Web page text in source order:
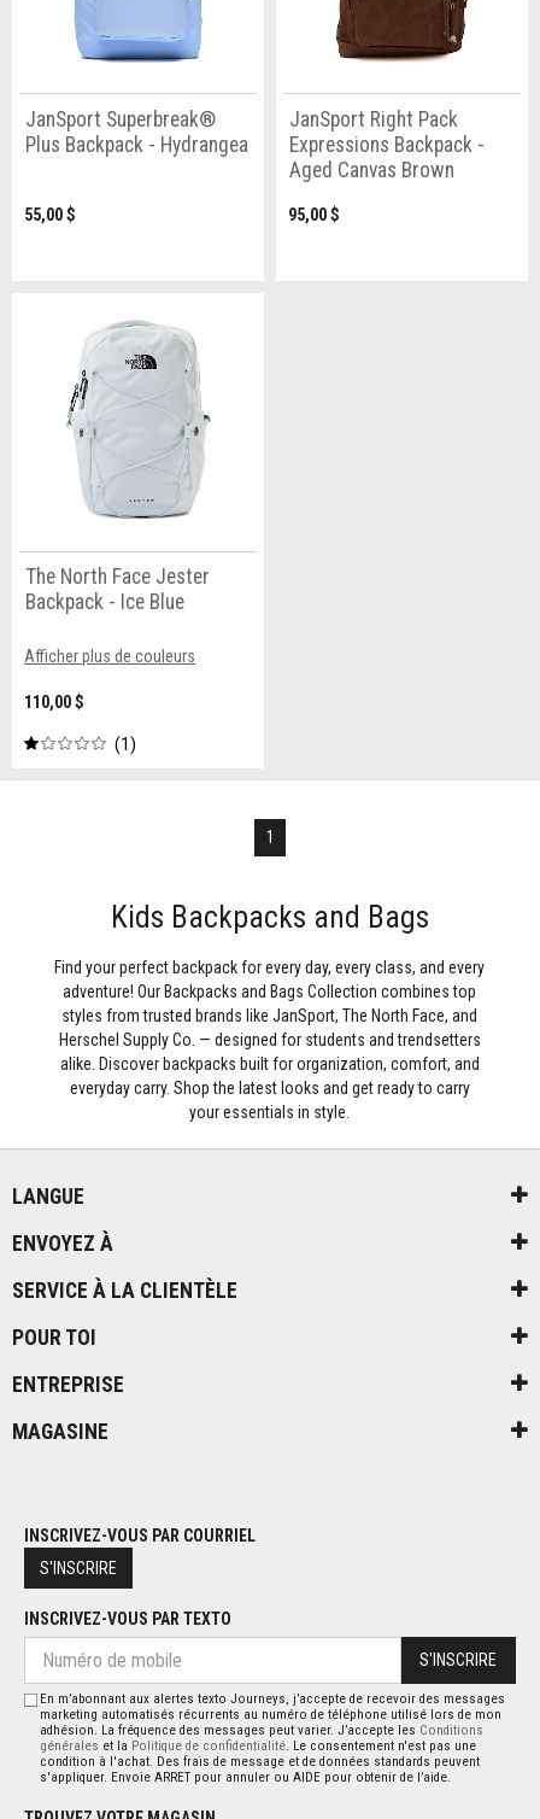
JanSport Superbreak®
Plus Backpack - Hydrangea
55,00 $
JanSport Right Pack
Expressions Backpack -
Aged Canvas Brown
95,00 $
The North Face Jester
Backpack - Ice Blue
Afficher plus de couleurs
110,00 $
1
1
Kids Backpacks and Bags
Find your perfect backpack for every day, every class, and every
adventure! Our Backpacks and Bags Collection combines top
styles from trusted brands like JanSport, The North Face, and
Herschel Supply Co. — designed for students and trendsetters
alike. Discover backpacks built for organization, comfort, and
everyday carry. Shop the latest looks and get ready to carry
your essentials in style.
LANGUE
ENVOYEZ À
SERVICE À LA CLIENTÈLE
POUR TOI
ENTREPRISE
MAGASINE
INSCRIVEZ-VOUS PAR COURRIEL
S'INSCRIRE
INSCRIVEZ-VOUS PAR TEXTO
S'INSCRIRE
En m’abonnant aux alertes texto Journeys, j’accepte de recevoir des messages
marketing automatisés récurrents au numéro de téléphone utilisé lors de mon
adhésion. La fréquence des messages peut varier. J’accepte les Conditions
générales et la Politique de confidentialité . Le consentement n'est pas une
condition à l'achat. Des frais de message et de données standards peuvent
s'appliquer. Envoie ARRET pour annuler ou AIDE pour obtenir de l’aide.